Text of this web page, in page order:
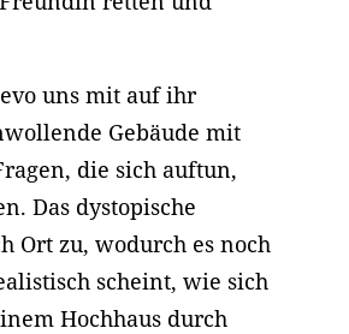
uns mit auf ihr
Gebäude mit
die sich auftun,
Das dystopische
Ort zu, wodurch es noch
scheint, wie sich
Hochhaus durch